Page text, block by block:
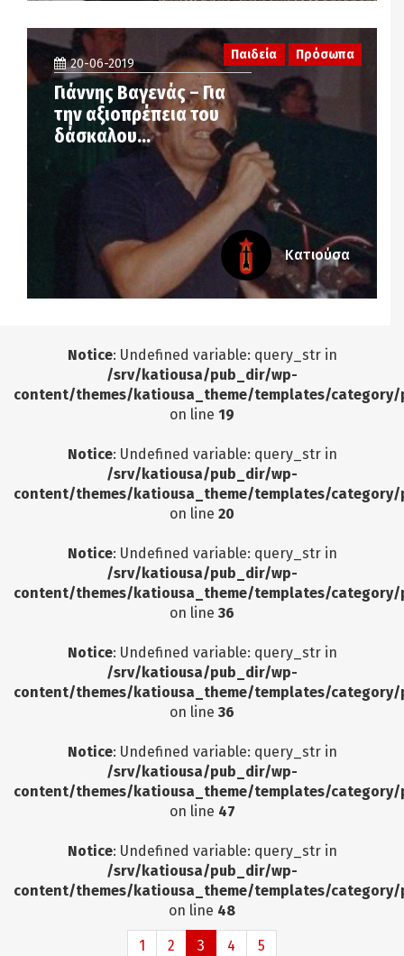
20-06-2019
Γιάννης Βαγενάς – Για
την αξιοπρέπεια του
δάσκαλου…
Παιδεία Πρόσωπα
Κατιούσα
Notice: Undefined variable: query_str in
/srv/katiousa/pub_dir/wp-
content/themes/katiousa_theme/templates/
on line 19
Notice: Undefined variable: query_str in
/srv/katiousa/pub_dir/wp-
content/themes/katiousa_theme/templates/
on line 20
Notice: Undefined variable: query_str in
/srv/katiousa/pub_dir/wp-
content/themes/katiousa_theme/templates/
on line 36
Notice: Undefined variable: query_str in
/srv/katiousa/pub_dir/wp-
content/themes/katiousa_theme/templates/
on line 36
Notice: Undefined variable: query_str in
/srv/katiousa/pub_dir/wp-
content/themes/katiousa_theme/templates/
on line 47
Notice: Undefined variable: query_str in
/srv/katiousa/pub_dir/wp-
content/themes/katiousa_theme/templates/
on line 48
1 2 3 4 5